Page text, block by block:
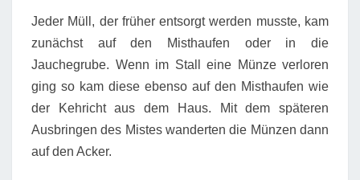
Jeder Müll, der früher entsorgt werden musste, kam
zunächst auf den Misthaufen oder in die
Jauchegrube. Wenn im Stall eine Münze verloren
ging so kam diese ebenso auf den Misthaufen wie
der Kehricht aus dem Haus. Mit dem späteren
Ausbringen des Mistes wanderten die Münzen dann
auf den Acker.